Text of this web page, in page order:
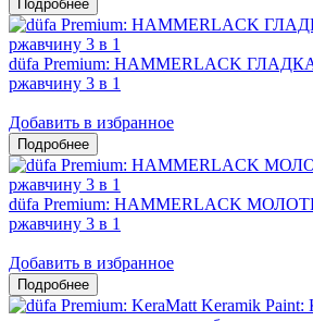
düfa Premium: HAMMERLACK
ржавчину 3 в 1
Добавить в избранное
düfa Premium: HAMMERLACK
ржавчину 3 в 1
Добавить в избранное